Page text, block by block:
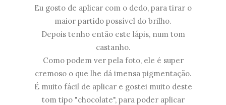
Eu gosto de aplicar com o dedo, para tirar o
maior partido possível do brilho.
Depois tenho então este lápis, num tom
castanho.
Como podem ver pela foto, ele é super
cremoso o que lhe dá imensa pigmentação.
É muito fácil de aplicar e gostei muito deste
tom tipo "chocolate", para poder aplicar